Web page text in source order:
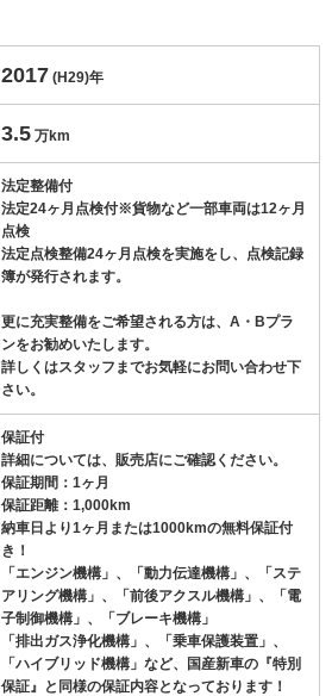
2017 (H29)年
3.5 万km
法定整備付
法定24ヶ月点検付※貨物など一部車両は12ヶ月
点検
法定点検整備24ヶ月点検を実施をし、点検記録
簿が発行されます。
更に充実整備をご希望される方は、A・Bプラ
ンをお勧めいたします。
詳しくはスタッフまでお気軽にお問い合わせ下
さい。
保証付
詳細については、販売店にご確認ください。
保証期間：1ヶ月
保証距離：1,000km
納車日より1ヶ月または1000kmの無料保証付
き！
「エンジン機構」、「動力伝達機構」、「ステ
アリング機構」、「前後アクスル機構」、「電
子制御機構」、「ブレーキ機構」
「排出ガス浄化機構」、「乗車保護装置」、
「ハイブリッド機構」など、国産新車の『特別
保証』と同様の保証内容となっております！